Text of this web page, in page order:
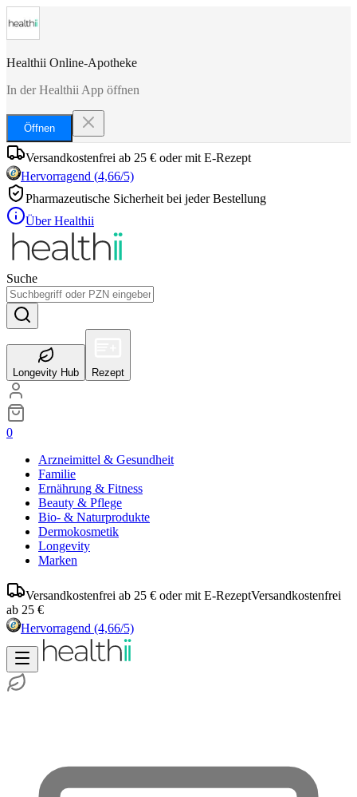
Healthii Online-Apotheke
In der Healthii App öffnen
Öffnen
Versandkostenfrei ab 25 € oder mit E-Rezept
Hervorragend (4,66/5)
Pharmazeutische Sicherheit bei jeder Bestellung
Über Healthii
Suche
Longevity Hub Rezept
0
Arzneimittel & Gesundheit
Familie
Ernährung & Fitness
Beauty & Pflege
Bio- & Naturprodukte
Dermokosmetik
Longevity
Marken
Versandkostenfrei ab 25 € oder mit E-RezeptVersandkostenfrei
ab 25 €
Hervorragend (4,66/5)